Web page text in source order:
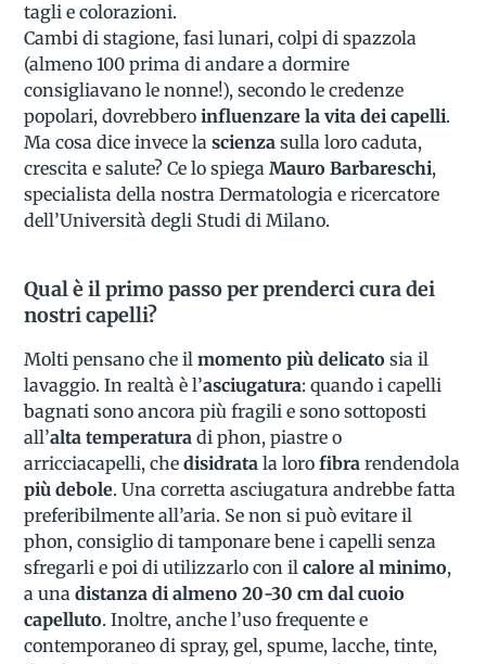
tagli e colorazioni.
Cambi di stagione, fasi lunari, colpi di spazzola
(almeno 100 prima di andare a dormire
consigliavano le nonne!), secondo le credenze
popolari, dovrebberoinfluenzare la vita dei capelli.
Ma cosa dice invece la scienza sulla loro caduta,
crescita e salute? Ce lo spiegaMauro Barbareschi,
specialista della nostra Dermatologia e ricercatore
dell’Università degli Studi di Milano.
Qual è il primo passo per prenderci cura dei
nostri capelli?
Molti pensano che ilmomento più delicato sia il
lavaggio. In realtà è l’asciugatura: quando i capelli
bagnati sono ancora più fragili e sono sottoposti
all’alta temperaturadi phon, piastre o
arricciacapelli, chedisidratala loro fibra rendendola
più debole. Una corretta asciugatura andrebbe fatta
preferibilmente all’aria. Se non si può evitare il
phon, consiglio di tamponare bene i capelli senza
sfregarli e poi di utilizzarlo con il calore al minimo,
a unadistanza di almeno 20-30 cm dal cuoio
capelluto. Inoltre, anche l’uso frequente e
contemporaneo di spray, gel, spume, lacche, tinte,